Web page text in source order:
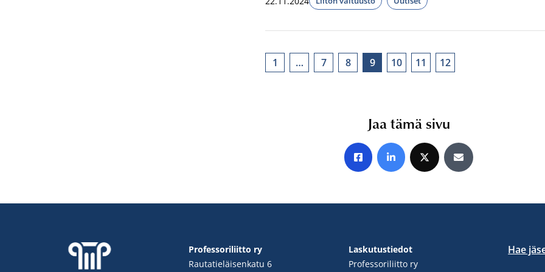
1 … 7 8 9 10 11 12
Jaa tämä sivu
Jaa Facebookissa
Jaa LinkedInissä
Jaa X:ssäJaa sähköpostitse
Professoriliitto ry
Rautatieläisenkatu 6
Laskutustiedot
Professoriliitto ry
Hae